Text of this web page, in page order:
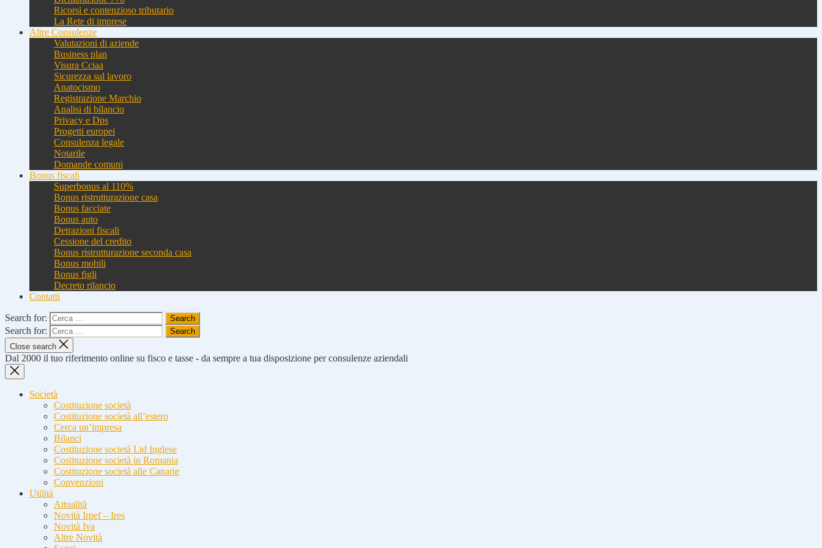
Ricorsi e contenzioso tributario
La Rete di imprese
Altre Consulenze
Valutazioni di aziende
Business plan
Visura Cciaa
Sicurezza sul lavoro
Anatocismo
Registrazione Marchio
Analisi di bilancio
Privacy e Dps
Progetti europei
Consulenza legale
Notarile
Domande comuni
Bonus fiscali
Superbonus al 110%
Bonus ristrutturazione casa
Bonus facciate
Bonus auto
Detrazioni fiscali
Cessione del credito
Bonus ristrutturazione seconda casa
Bonus mobili
Bonus figli
Decreto rilancio
Contatti
Search for:
Search for:
Close search
Dal 2000 il tuo riferimento online su fisco e tasse - da sempre a tua disposizione per consulenze aziendali
Società
Costituzione società
Costituzione società all’estero
Cerca un’impresa
Bilanci
Costituzione società Ltd Inglese
Costituzione società in Romania
Costituzione società alle Canarie
Convenzioni
Utilità
Attualità
Novità Irpef – Ires
Novità Iva
Altre Novità